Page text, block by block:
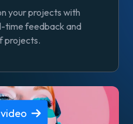
your projects with
time feedback and
projects.